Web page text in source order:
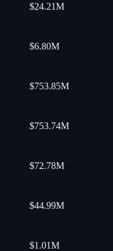
$24.21M
$6.80M
$753.85M
$753.74M
$72.78M
$44.99M
$1.01M